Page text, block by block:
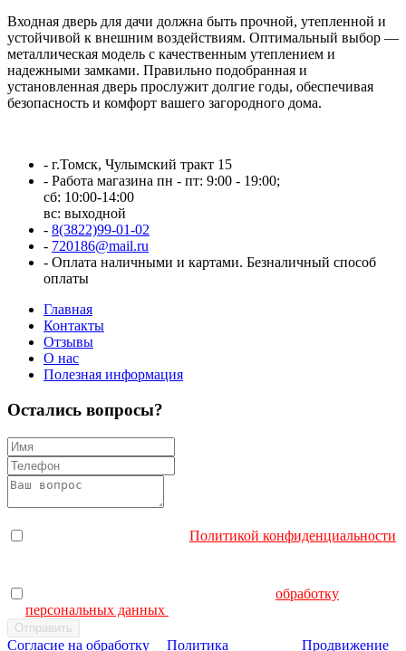
Входная дверь для дачи должна быть прочной, утепленной и
устойчивой к внешним воздействиям. Оптимальный выбор —
металлическая модель с качественным утеплением и
надежными замками. Правильно подобранная и
установленная дверь прослужит долгие годы, обеспечивая
безопасность и комфорт вашего загородного дома.
- г.Томск, Чулымский тракт 15
- Работа магазина пн - пт: 9:00 - 19:00;
сб: 10:00-14:00
вс: выходной
- 8(3822)99-01-02
- 720186@mail.ru
- Оплата наличными и картами. Безналичный способ
оплаты
Главная
Контакты
Отзывы
О нас
Полезная информация
Остались вопросы?
Политикой конфиденциальности
обработку
персональных данных
Согласие на обработку Политика Продвижение